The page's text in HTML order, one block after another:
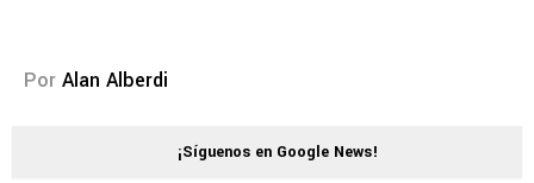
Por Alan Alberdi
¡Síguenos en Google News!